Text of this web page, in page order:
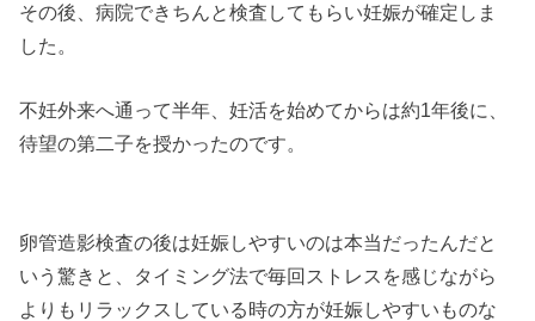
その後、病院できちんと検査してもらい妊娠が確定しま
した。
不妊外来へ通って半年、妊活を始めてからは約1年後に、
待望の第二子を授かったのです。
卵管造影検査の後は妊娠しやすいのは本当だったんだと
いう驚きと、タイミング法で毎回ストレスを感じながら
よりもリラックスしている時の方が妊娠しやすいものな